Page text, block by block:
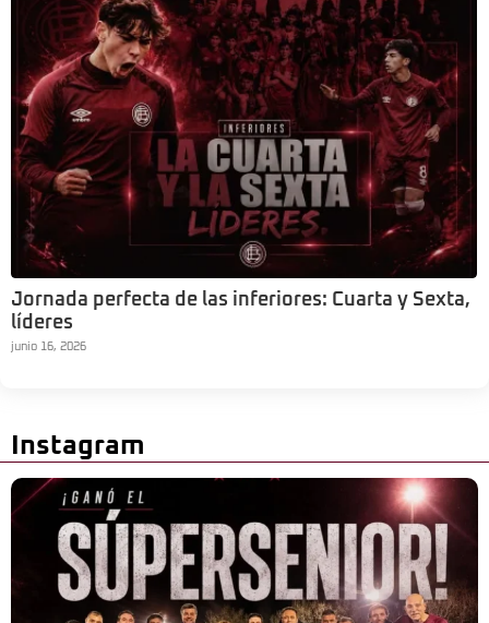
Jornada perfecta de las inferiores: Cuarta y Sexta,
líderes
junio 16, 2026
Instagram